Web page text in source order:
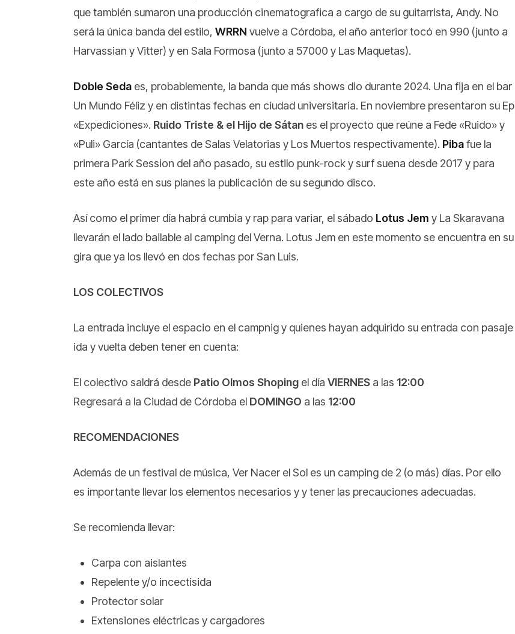
que también sumaron una producción cinematografica a cargo de su guitarrista, Andy. No
será la única banda del estilo, WRRN vuelve a Córdoba, el año anterior tocó en 990 (junto a
Harvassian y Vitter) y en Sala Formosa (junto a 57000 y Las Maquetas).
Doble Seda es, probablemente, la banda que más shows dio durante 2024. Una fija en el bar
Un Mundo Féliz y en distintas fechas en ciudad universitaria. En noviembre presentaron su Ep
«Expediciones». Ruido Triste & el Hijo de Sátan es el proyecto que reúne a Fede «Ruido» y
«Puli» García (cantantes de Salas Velatorias y Los Muertos respectivamente). Pibafue la
primera Park Session del año pasado, su estilo punk-rock y surf suena desde 2017 y para
este año está en sus planes la publicación de su segundo disco.
Así como el primer día habrá cumbia y rap para variar, el sábado Lotus Jem y La Skaravana
llevarán el lado bailable al camping del Verna. Lotus Jem en este momento se encuentra en su
gira que ya los llevó en dos fechas por San Luis.
LOS COLECTIVOS
La entrada incluye el espacio en el campnig y quienes hayan adquirido su entrada con pasaje
ida y vuelta deben tener en cuenta:
El colectivo saldrá desde Patio Olmos Shoping el día VIERNES a las 12:00
Regresará a la Ciudad de Córdoba el DOMINGO a las 12:00
RECOMENDACIONES
Además de un festival de música, Ver Nacer el Sol es un camping de 2 (o más) días. Por ello
es importante llevar los elementos necesarios y y tener las precauciones adecuadas.
Se recomienda llevar:
Carpa con aislantes
Repelente y/o incectisida
Protector solar
Extensiones eléctricas y cargadores